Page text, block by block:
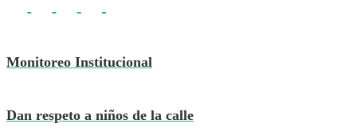
Monitoreo Institucional
Dan respeto a niños de la calle